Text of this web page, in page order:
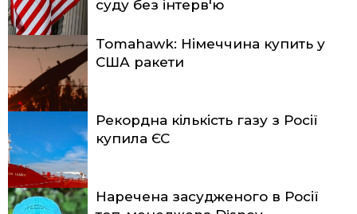
суду без інтерв'ю
Tomahawk: Німеччина купить у
США ракети
Рекордна кількість газу з Росії
купила ЄС
Наречена засудженого в Росії